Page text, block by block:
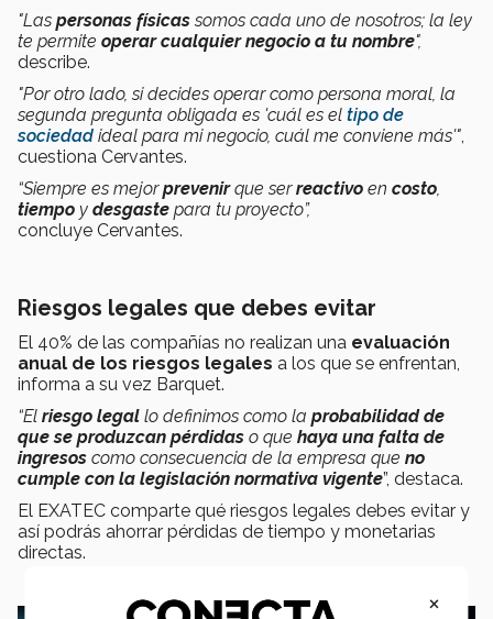
"Las personas físicassomos cada uno de nosotros; la ley
te permite operar cualquier negocio a tu nombre",
describe.
"Por otro lado, si decides operar como persona moral, la
segunda pregunta obligada es 'cuál es el tipo de
sociedad ideal para mi negocio, cuál me conviene más'"
cuestiona Cervantes.
“Siempre es mejorprevenirque serreactivo en costo
tiempo y desgaste para tu proyecto”,
concluye Cervantes.
Riesgos legales que debes evitar
El 40% de las compañías no realizan una evaluación
anual de los riesgos legales a los que se enfrentan,
informa a su vez Barquet.
“El riesgo legal lo definimos como la probabilidad de
que se produzcan pérdidas o que haya una falta de
ingresos como consecuencia de la empresa que no
cumple con la legislación normativa vigente”, destaca.
El EXATEC comparte qué riesgos legales debes evitar y
así podrás ahorrar pérdidas de tiempo y monetarias
directas.
×